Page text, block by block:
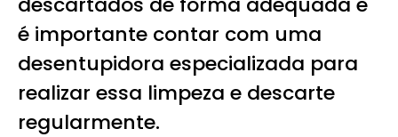
é importante contar com uma
desentupidora especializada para
realizar essa limpeza e descarte
regularmente.